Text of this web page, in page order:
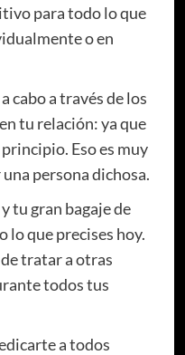
para todo lo que
o en
cabo a través de los
tu relación: ya que
Eso es muy
persona dichosa.
tu gran bagaje de
lo que precises hoy.
tratar a otras
todos tus
a todos